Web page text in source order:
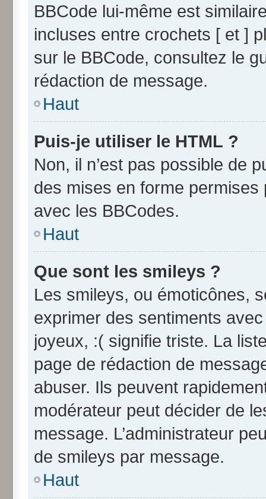
BBCode lui-même est
incluses entre crochets [ et ]
sur le BBCode, consultez le
rédaction de message.
Haut
Puis-je utiliser le HTML ?
Non, il n’est pas possible de
des mises en forme
avec les BBCodes.
Haut
Que sont les smileys ?
Les smileys, ou émoticônes,
exprimer des sentiments
joyeux, :( signifie triste. La
page de rédaction de
abuser. Ils peuvent
modérateur peut décider de
message. L’administrateur
de smileys par message.
Haut